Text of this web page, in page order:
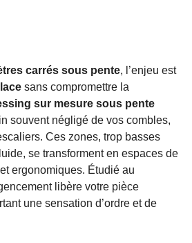
carrés sous pente, l’enjeu est
sans compromettre la
sur mesure sous pente
souvent négligé de vos combles,
Ces zones, trop basses
se transforment en espaces de
ergonomiques. Étudié au
libère votre pièce
une sensation d’ordre et de